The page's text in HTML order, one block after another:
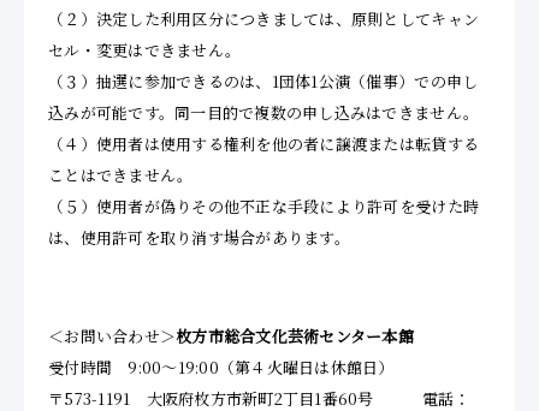
（２）決定した利用区分につきましては、原則としてキャン
セル・変更はできません。
（３）抽選に参加できるのは、1団体1公演（催事）での申し
込みが可能です。同一目的で複数の申し込みはできません。
（４）使用者は使用する権利を他の者に譲渡または転貸する
ことはできません。
（５）使用者が偽りその他不正な手段により許可を受けた時
は、使用許可を取り消す場合があります。
＜お問い合わせ＞枚方市総合文化芸術センター本館
受付時間 9:00～19:00（第４火曜日は休館日）
〒573-1191 大阪府枚方市新町2丁目1番60号 電話：